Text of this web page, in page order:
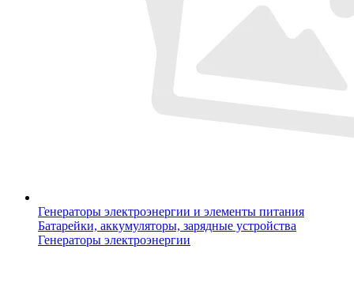
Генераторы электроэнергии и элементы питания
Батарейки, аккумуляторы, зарядные устройства
Генераторы электроэнергии